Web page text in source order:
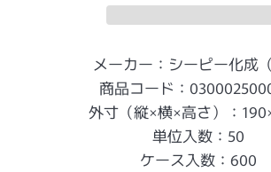
メーカー：シーピー化成（
商品コード：
外寸（縦×横×高さ）：
単位入数：50
ケース入数：600